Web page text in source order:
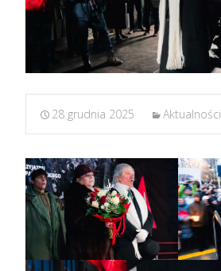
28 grudnia 2025 Aktualności